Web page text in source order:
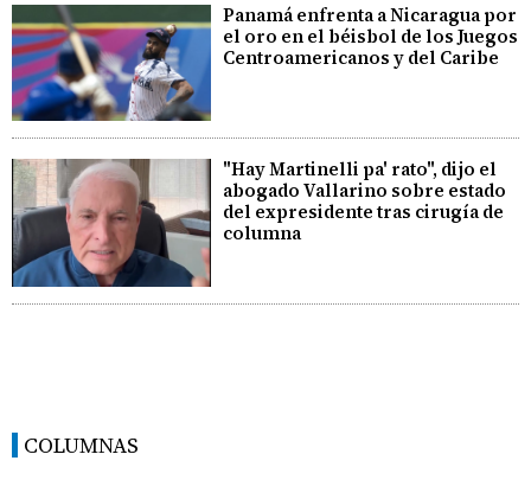
Panamá enfrenta a Nicaragua por
el oro en el béisbol de los Juegos
Centroamericanos y del Caribe
"Hay Martinelli pa' rato", dijo el
abogado Vallarino sobre estado
del expresidente tras cirugía de
columna
COLUMNAS